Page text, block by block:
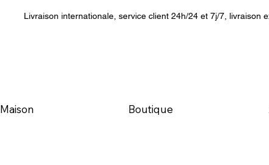
Livraison internationale, service client 24h/24 et 7j/7, livraison
Maison Boutique